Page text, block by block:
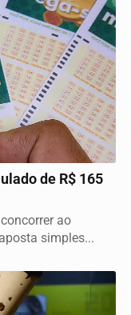
de R$ 165
ao
simples...